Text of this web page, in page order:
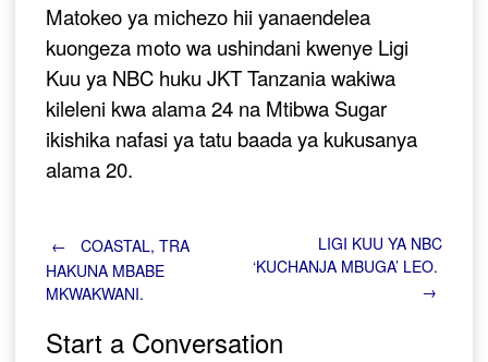
Matokeo ya michezo hii yanaendelea
kuongeza moto wa ushindani kwenye Ligi
Kuu ya NBC huku JKT Tanzania wakiwa
kileleni kwa alama 24 na Mtibwa Sugar
ikishika nafasi ya tatu baada ya kukusanya
alama 20.
Post
navigation
←
COASTAL, TRA
HAKUNA MBABE
MKWAKWANI.
LIGI KUU YA NBC
‘KUCHANJA MBUGA’ LEO.
→
Start a Conversation